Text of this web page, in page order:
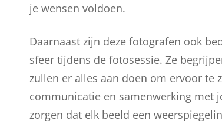
je wensen voldoen.
Daarnaast zijn deze fotografen ook
sfeer tijdens de fotosessie. Ze
zullen er alles aan doen om ervoor te
communicatie en samenwerking met
zorgen dat elk beeld een